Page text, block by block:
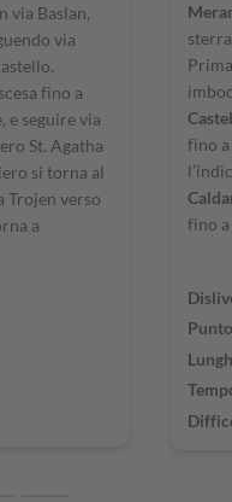
via Baslan,
via
fino a
e seguire via
St. Agatha
si torna al
Trojen verso
a
fino a
fino a